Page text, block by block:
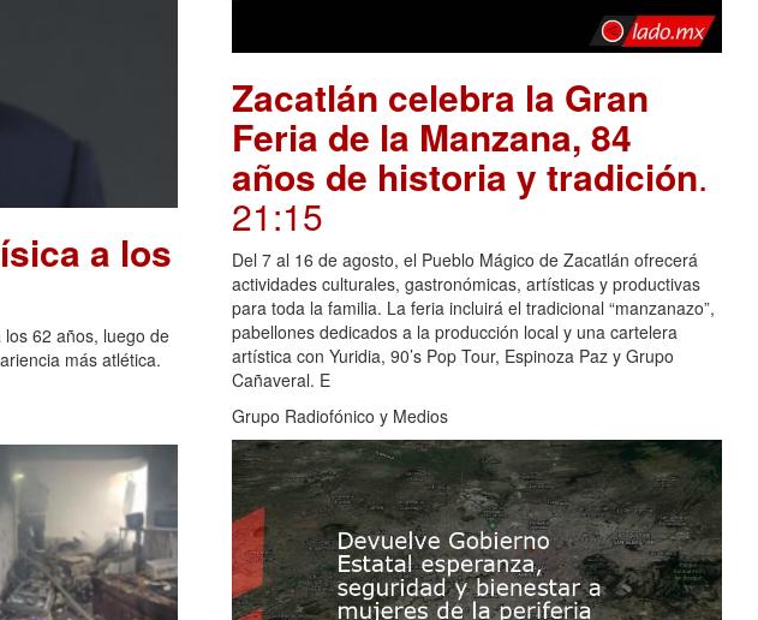
a los
62 años, luego de
más atlética.
Zacatlán celebra la Gran
Feria de la Manzana, 84
años de historia y tradición.
21:15
Del 7 al 16 de agosto, el Pueblo Mágico de Zacatlán ofrecerá
actividades culturales, gastronómicas, artísticas y productivas
para toda la familia. La feria incluirá el tradicional “manzanazo”,
pabellones dedicados a la producción local y una cartelera
artística con Yuridia, 90’s Pop Tour, Espinoza Paz y Grupo
Cañaveral. E
Grupo Radiofónico y Medios